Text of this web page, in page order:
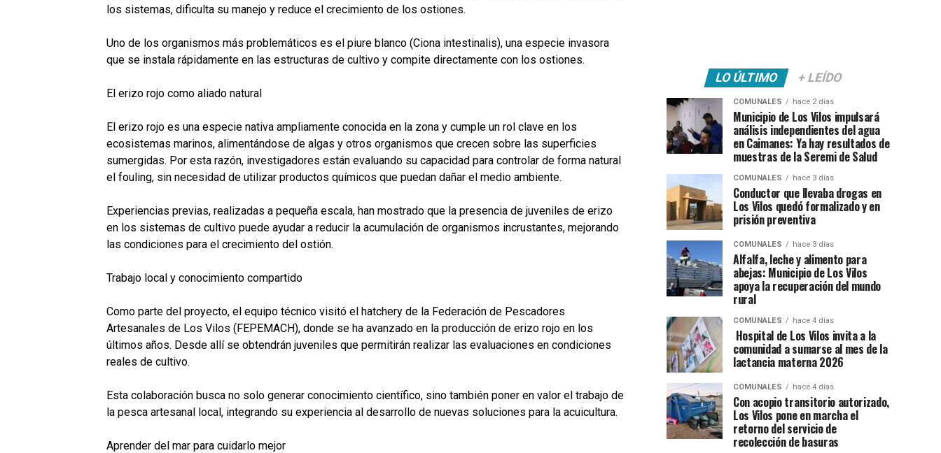
los sistemas, dificulta su manejo y reduce el crecimiento de los ostiones.
Uno de los organismos más problemáticos es el piure blanco (Ciona intestinalis), una especie invasora
que se instala rápidamente en las estructuras de cultivo y compite directamente con los ostiones.
El erizo rojo como aliado natural
El erizo rojo es una especie nativa ampliamente conocida en la zona y cumple un rol clave en los
ecosistemas marinos, alimentándose de algas y otros organismos que crecen sobre las superficies
sumergidas. Por esta razón, investigadores están evaluando su capacidad para controlar de forma natural
el fouling, sin necesidad de utilizar productos químicos que puedan dañar el medio ambiente.
Experiencias previas, realizadas a pequeña escala, han mostrado que la presencia de juveniles de erizo
en los sistemas de cultivo puede ayudar a reducir la acumulación de organismos incrustantes, mejorando
las condiciones para el crecimiento del ostión.
Trabajo local y conocimiento compartido
Como parte del proyecto, el equipo técnico visitó el hatchery de la Federación de Pescadores
Artesanales de Los Vilos (FEPEMACH), donde se ha avanzado en la producción de erizo rojo en los
últimos años. Desde allí se obtendrán juveniles que permitirán realizar las evaluaciones en condiciones
reales de cultivo.
Esta colaboración busca no solo generar conocimiento científico, sino también poner en valor el trabajo de
la pesca artesanal local, integrando su experiencia al desarrollo de nuevas soluciones para la acuicultura.
Aprender del mar para cuidarlo mejor
LO ÚLTIMO + LEÍDO
COMUNALES hace 2 días
Municipio de Los Vilos impulsará
análisis independientes del agua
en Caimanes: Ya hay resultados de
muestras de la Seremi de Salud
COMUNALES hace 3 días
Conductor que llevaba drogas en
Los Vilos quedó formalizado y en
prisión preventiva
COMUNALES hace 3 días
Alfalfa, leche y alimento para
abejas: Municipio de Los Vilos
apoya la recuperación del mundo
rural
COMUNALES hace 4 días
Hospital de Los Vilos invita a la
comunidad a sumarse al mes de la
lactancia materna 2026
COMUNALES hace 4 días
Con acopio transitorio autorizado,
Los Vilos pone en marcha el
retorno del servicio de
recolección de basuras